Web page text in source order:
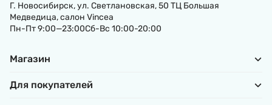
Г. Новосибирск, ул. Светлановская, 50 ТЦ Большая
Медведица, салон Vincea
Пн-Пт 9:00—23:00Сб-Вс 10:00-20:00
Магазин
Для покупателей